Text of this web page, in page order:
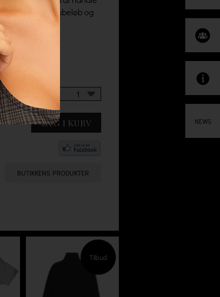
uden minimumsbeløb og
1
LÆG I KURV
BUTIKKENS PRODUKTER
Tilbud
NEWS